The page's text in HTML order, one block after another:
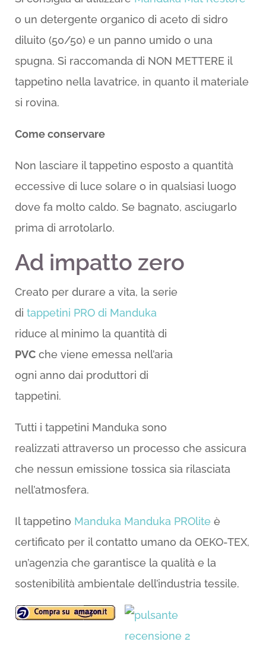
o un detergente organico di aceto di sidro
diluito (50/50) e un panno umido o una
spugna. Si raccomanda di NON METTERE il
tappetino nella lavatrice, in quanto il materiale
si rovina.
Come conservare
Non lasciare il tappetino esposto a quantità
eccessive di luce solare o in qualsiasi luogo
dove fa molto caldo. Se bagnato, asciugarlo
prima di arrotolarlo.
Ad impatto zero
Creato per durare a vita, la serie
di tappetini PRO di Manduka
riduce al minimo la quantità di
PVCche viene emessa nell’aria
ogni anno dai produttori di
tappetini.
Tutti i tappetini Manduka sono
realizzati attraverso un processo che assicura
che nessun emissione tossica sia rilasciata
nell’atmosfera.
Il tappetino Manduka Manduka PROlite è
certificato per il contatto umano da OEKO-TEX,
un’agenzia che garantisce la qualità e la
sostenibilità ambientale dell’industria tessile.